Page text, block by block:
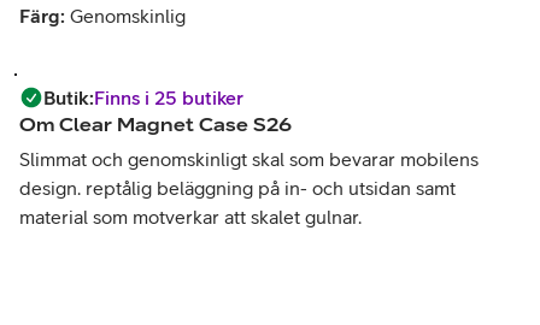
Färg: Genomskinlig
Butik:Finns i 25 butiker
Om Clear Magnet Case S26
Slimmat och genomskinligt skal som bevarar mobilens
design. reptålig beläggning på in- och utsidan samt
material som motverkar att skalet gulnar.